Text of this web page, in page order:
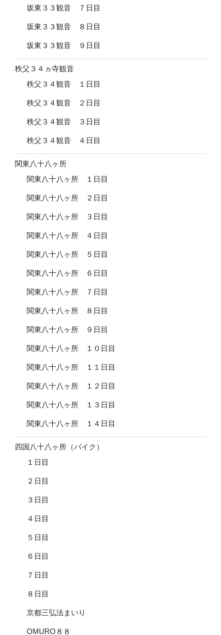
坂東３３観音 ７日目
坂東３３観音 ８日目
坂東３３観音 ９日目
秩父３４ヵ寺観音
秩父３４観音 １日目
秩父３４観音 ２日目
秩父３４観音 ３日目
秩父３４観音 ４日目
関東八十八ヶ所
関東八十八ヶ所 １日目
関東八十八ヶ所 ２日目
関東八十八ヶ所 ３日目
関東八十八ヶ所 ４日目
関東八十八ヶ所 ５日目
関東八十八ヶ所 ６日目
関東八十八ヶ所 ７日目
関東八十八ヶ所 ８日目
関東八十八ヶ所 ９日目
関東八十八ヶ所 １０日目
関東八十八ヶ所 １１日目
関東八十八ヶ所 １２日目
関東八十八ヶ所 １３日目
関東八十八ヶ所 １４日目
四国八十八ヶ所（バイク）
１日目
２日目
３日目
４日目
５日目
６日目
７日目
８日目
京都三弘法まいり
OMURO８８